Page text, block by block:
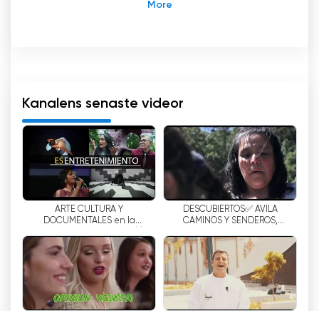
telekommunikation samt juridiska och finansiella
Vepaco TV har ett varierat programutbud med
nyheter, sport, underhållning, barnprogram,
serier, filmer och varietéer. Kanalen erbjuder
också live-program så att tittarna kan titta på
TV via Internet gratis. Dessutom erbjuder
kanalen en applikation för mobila enheter som
gör det möjligt för användare att titta på
direktsända program var som helst.
Vepaco TV har också blivit en plattform för att
sända utbildnings- och kulturinnehåll. Kanalen
Kanalens senaste videor
ARTE CULTURA Y
DOCUMENTALES en la
PROMO VEPACOTV CON JINGLE
DESCUBIERTOS✅ AVILA
CAMINOS Y SENDEROS,
ANA, HÁBLAME CLARO,
UNITARIOS